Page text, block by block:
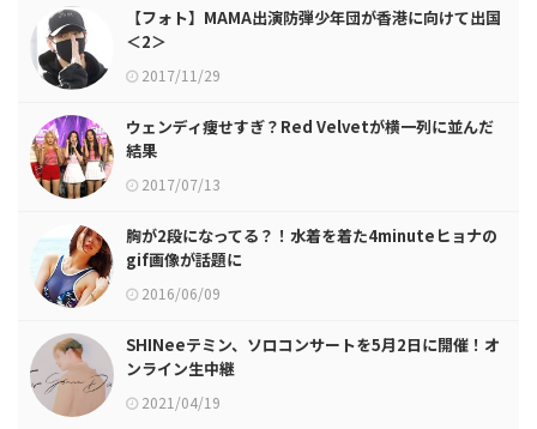
【フォト】MAMA出演防弾少年団が香港に向けて出国
＜2＞
2017/11/29
ウェンディ痩せすぎ？Red Velvetが横一列に並んだ
結果
2017/07/13
胸が2段になってる？！水着を着た4minuteヒョナの
gif画像が話題に
2016/06/09
SHINeeテミン、ソロコンサートを5月2日に開催！オ
ンライン生中継
2021/04/19